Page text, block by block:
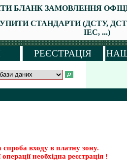
БЛАНК ЗАМОВЛЕННЯ
СТАНДАРТИ (ДСТУ,
IEC, ...)
РЕЄСТРАЦІЯ
спроба входу в платну зону.
необхідна реєстрація !